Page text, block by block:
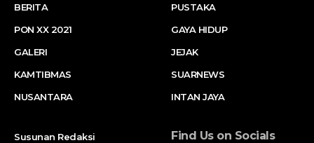
BERITA
PON XX 2021
GALERI
KAMTIBMAS
NUSANTARA
PUSTAKA
GAYA HIDUP
JEJAK
SUARNEWS
INTAN JAYA
Susunan Redaksi
Find Us on Socials